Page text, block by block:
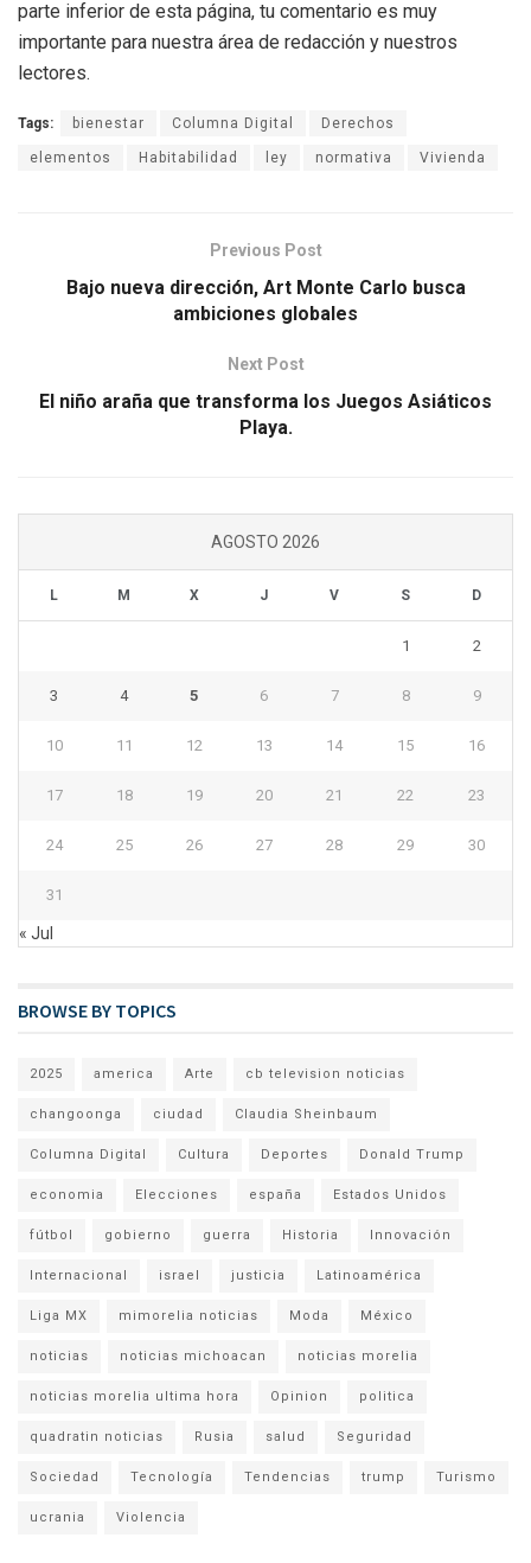
parte inferior de esta página, tu comentario es muy
importante para nuestra área de redacción y nuestros
lectores.
Tags: bienestar Columna Digital Derechos
elementos Habitabilidad ley normativa Vivienda
Previous Post
Bajo nueva dirección, Art Monte Carlo busca
ambiciones globales
Next Post
El niño araña que transforma los Juegos Asiáticos
Playa.
AGOSTO 2026
L M X J V S D
1 2
3 4 5 6 7 8 9
10 11 12 13 14 15 16
17 18 19 20 21 22 23
24 25 26 27 28 29 30
31
« Jul
BROWSE BY TOPICS
2025 america Arte cb television noticias
changoonga ciudad Claudia Sheinbaum
Columna Digital Cultura Deportes Donald Trump
economia Elecciones españa Estados Unidos
fútbol gobierno guerra Historia Innovación
Internacional israel justicia Latinoamérica
Liga MX mimorelia noticias Moda México
noticias noticias michoacan noticias morelia
noticias morelia ultima hora Opinion politica
quadratin noticias Rusia salud Seguridad
Sociedad Tecnología Tendencias trump Turismo
ucrania Violencia